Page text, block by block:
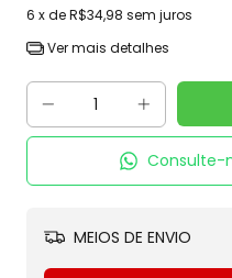
6 x deR$34,98 sem juros
Ver mais detalhes
Consulte-
MEIOS DE ENVIO